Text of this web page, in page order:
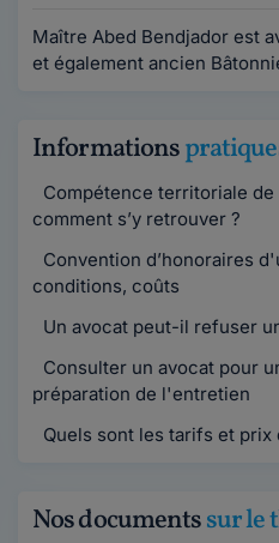
Maître Abed Bendjador est
et également ancien
Informations
Compétence territoriale de
comment s’y retrouver ?
Convention d’honoraires
conditions, coûts
Un avocat peut-il refuser
Consulter un avocat pour
préparation de l'entretien
Quels sont les tarifs et prix
Nos documentssur le